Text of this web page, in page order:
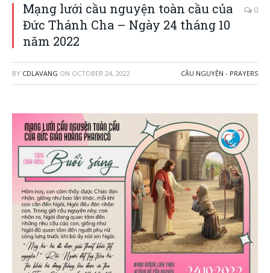
Mạng lưới cầu nguyện toàn cầu của
Đức Thánh Cha – Ngày 24 tháng 10
năm 2022
0
BY CDLAVANG ON OCTOBER 24, 2022 CẦU NGUYỆN - PRAYERS